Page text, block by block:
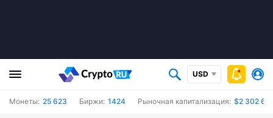
USD
Монеты: 25 623 Биржи: 1424 Рыночная капитализация: $2 302